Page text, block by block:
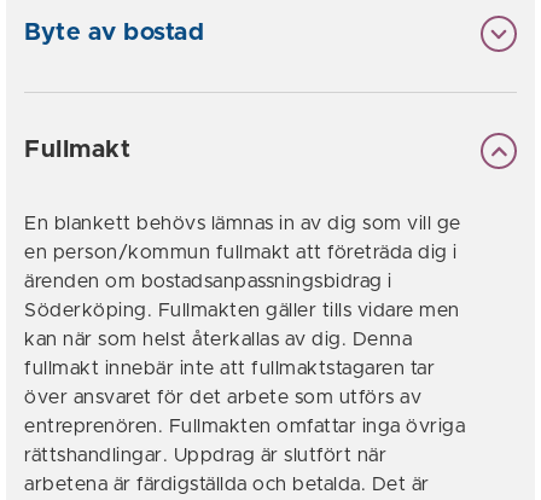
Byte av bostad
Fullmakt
En blankett behövs lämnas in av dig som vill ge
en person/kommun fullmakt att företräda dig i
ärenden om bostadsanpassningsbidrag i
Söderköping. Fullmakten gäller tills vidare men
kan när som helst återkallas av dig. Denna
fullmakt innebär inte att fullmaktstagaren tar
över ansvaret för det arbete som utförs av
entreprenören. Fullmakten omfattar inga övriga
rättshandlingar. Uppdrag är slutfört när
arbetena är färdigställda och betalda. Det är